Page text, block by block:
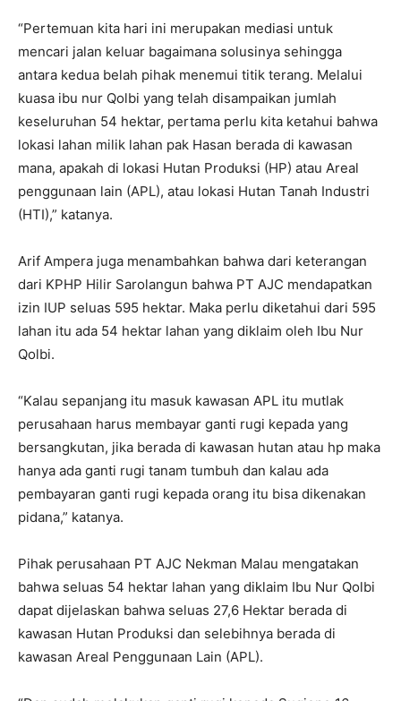
“Pertemuan kita hari ini merupakan mediasi untuk
mencari jalan keluar bagaimana solusinya sehingga
antara kedua belah pihak menemui titik terang. Melalui
kuasa ibu nur Qolbi yang telah disampaikan jumlah
keseluruhan 54 hektar, pertama perlu kita ketahui bahwa
lokasi lahan milik lahan pak Hasan berada di kawasan
mana, apakah di lokasi Hutan Produksi (HP) atau Areal
penggunaan lain (APL), atau lokasi Hutan Tanah Industri
(HTI),” katanya.
Arif Ampera juga menambahkan bahwa dari keterangan
dari KPHP Hilir Sarolangun bahwa PT AJC mendapatkan
izin IUP seluas 595 hektar. Maka perlu diketahui dari 595
lahan itu ada 54 hektar lahan yang diklaim oleh Ibu Nur
Qolbi.
“Kalau sepanjang itu masuk kawasan APL itu mutlak
perusahaan harus membayar ganti rugi kepada yang
bersangkutan, jika berada di kawasan hutan atau hp maka
hanya ada ganti rugi tanam tumbuh dan kalau ada
pembayaran ganti rugi kepada orang itu bisa dikenakan
pidana,” katanya.
Pihak perusahaan PT AJC Nekman Malau mengatakan
bahwa seluas 54 hektar lahan yang diklaim Ibu Nur Qolbi
dapat dijelaskan bahwa seluas 27,6 Hektar berada di
kawasan Hutan Produksi dan selebihnya berada di
kawasan Areal Penggunaan Lain (APL).